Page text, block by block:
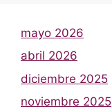
mayo 2026
abril 2026
diciembre 2025
noviembre 2025